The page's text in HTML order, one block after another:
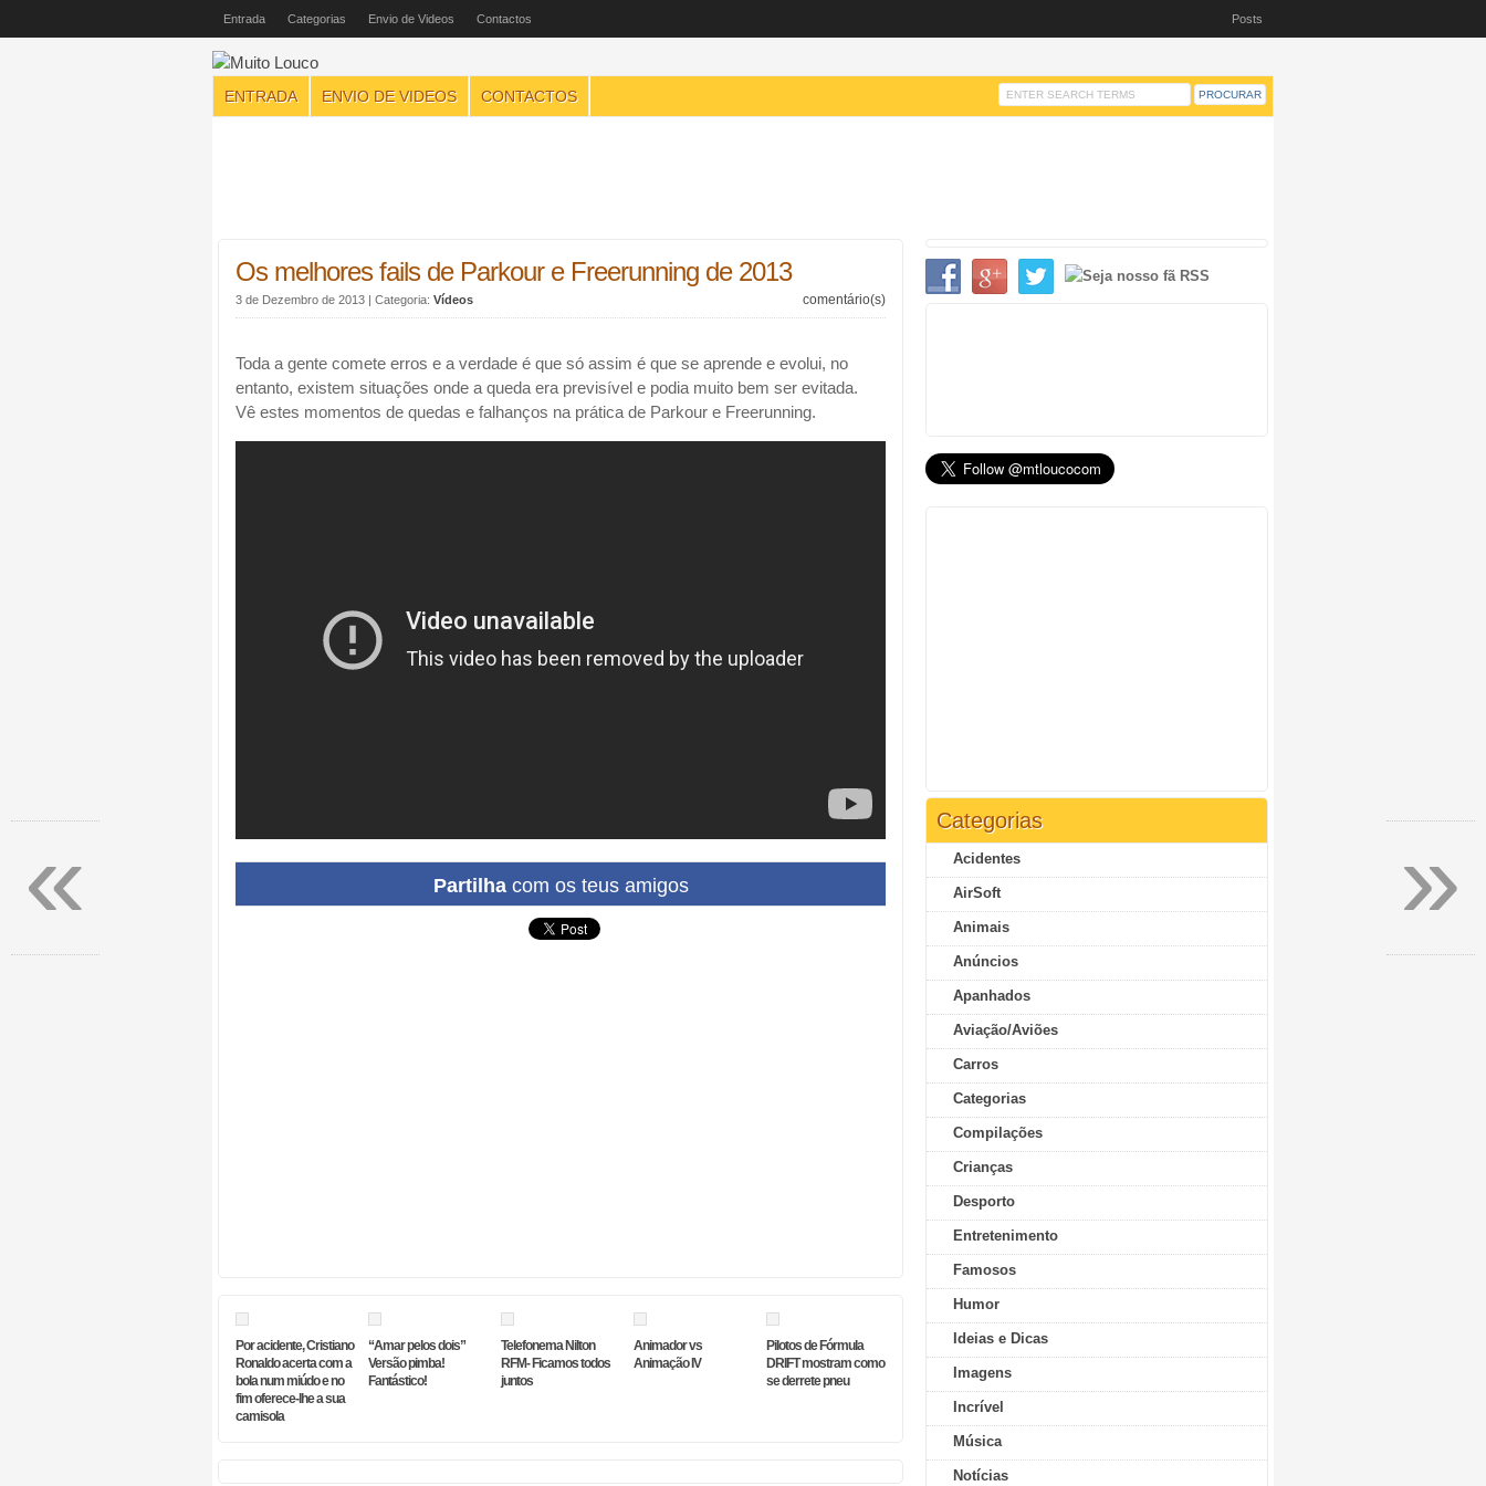
Entrada Categorias Envio de Videos Contactos Posts
ENTRADA ENVIO DE VIDEOS CONTACTOS
Os melhores fails de Parkour e Freerunning de 2013
3 de Dezembro de 2013 | Categoria: Vídeos comentário(s)
Toda a gente comete erros e a verdade é que só assim é que se aprende e evolui, no
entanto, existem situações onde a queda era previsível e podia muito bem ser evitada.
Vê estes momentos de quedas e falhanços na prática de Parkour e Freerunning.
Partilhacom os teus amigos
Por acidente, Cristiano
Ronaldo acerta com a
bola num miúdo e no
fim oferece-lhe a sua
camisola
“Amar pelos dois”
Versão pimba!
Fantástico!
Telefonema Nilton
RFM- Ficamos todos
juntos
Animador vs
Animação IV
Pilotos de Fórmula
DRIFT mostram como
se derrete pneu
Categorias
Acidentes
AirSoft
Animais
Anúncios
Apanhados
Aviação/Aviões
Carros
Categorias
Compilações
Crianças
Desporto
Entretenimento
Famosos
Humor
Ideias e Dicas
Imagens
Incrível
Música
Notícias
»
«